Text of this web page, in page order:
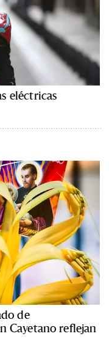
eléctricas
de
Cayetano reflejan